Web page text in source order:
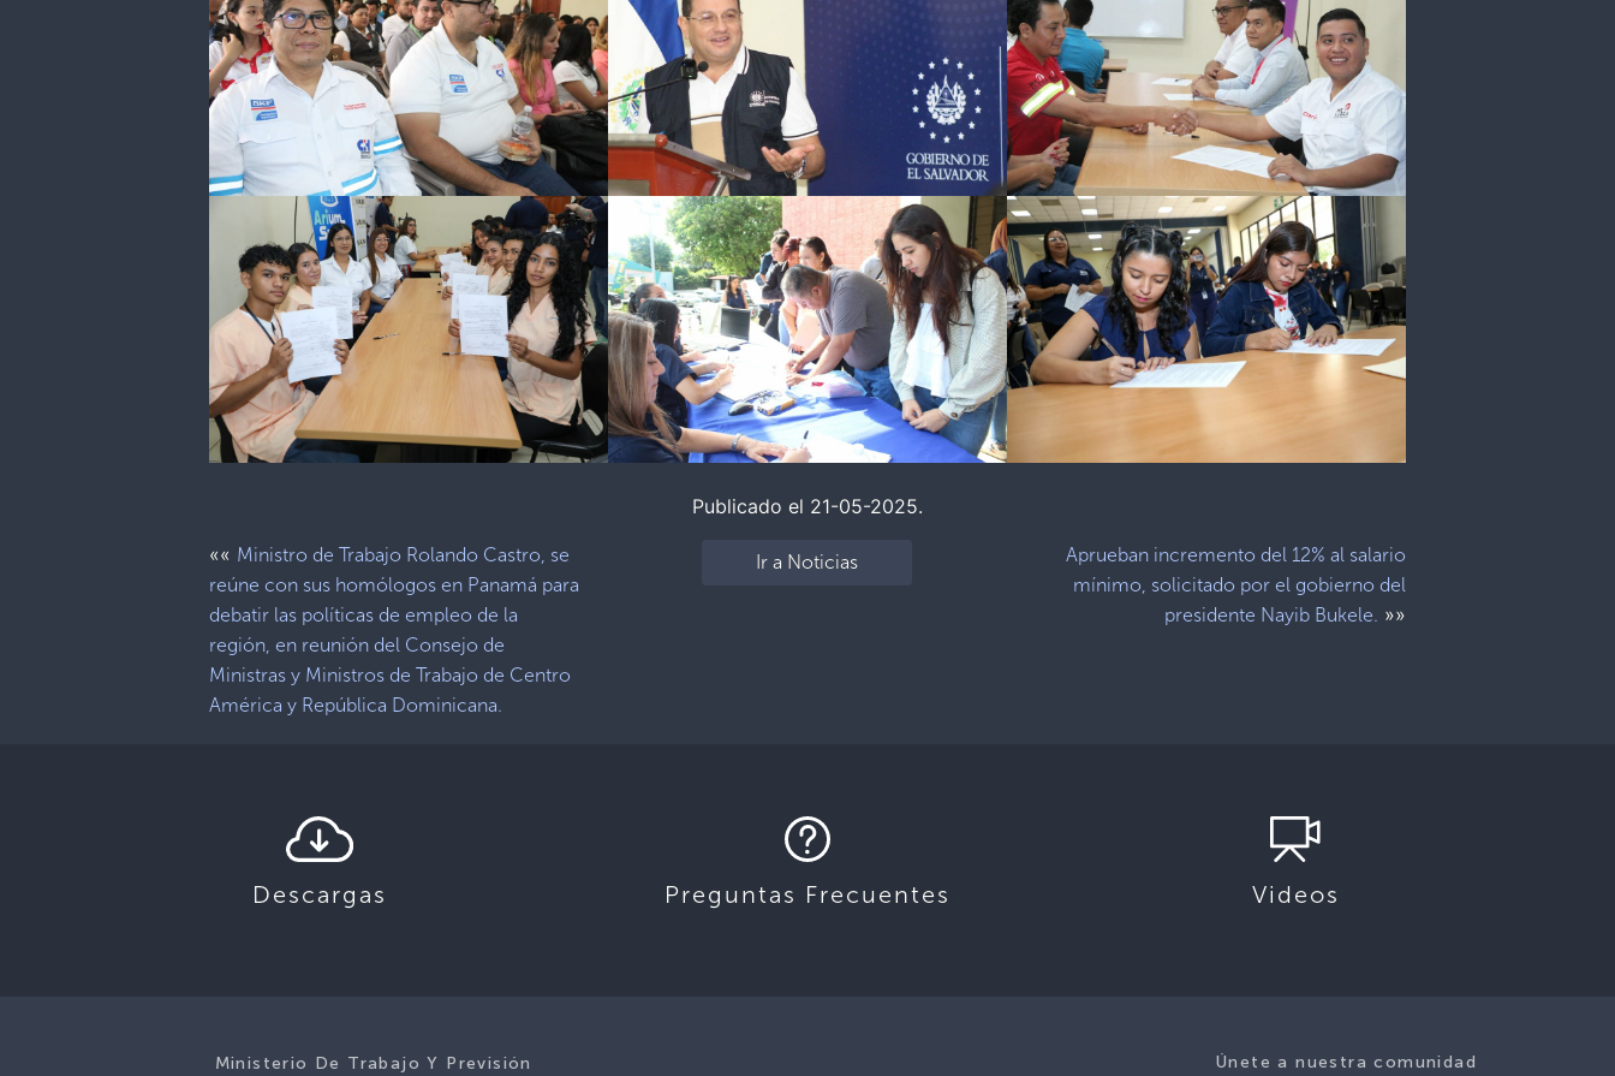
Publicado el 21-05-2025.
«« Ministro de Trabajo Rolando Castro, se
reúne con sus homólogos en Panamá para
debatir las políticas de empleo de la
región, en reunión del Consejo de
Ministras y Ministros de Trabajo de Centro
América y República Dominicana.
Ir a Noticias
Aprueban incremento del 12% al salario
mínimo, solicitado por el gobierno del
presidente Nayib Bukele. »»
Descargas Preguntas Frecuentes Videos
Únete a nuestra comunidad
Ministerio De Trabajo Y Previsión